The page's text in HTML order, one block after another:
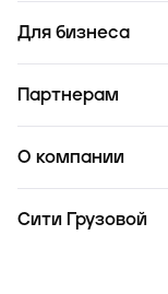
Для бизнеса
Партнерам
О компании
Сити Грузовой